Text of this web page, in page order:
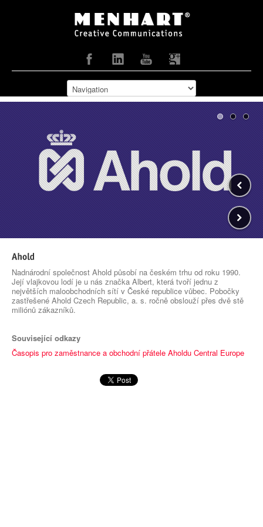
Nadnárodní společnost Ahold působí na českém trhu od roku 1990.
Její vlajkovou lodí je u nás značka Albert, která tvoří jednu z
největších maloobchodních sítí v České republice vůbec. Pobočky
zastřešené Ahold Czech Republic, a. s. ročně obslouží přes dvě stě
miliónů zákazníků.
Související odkazy
Časopis pro zaměstnance a obchodní přátele Aholdu Central Europe